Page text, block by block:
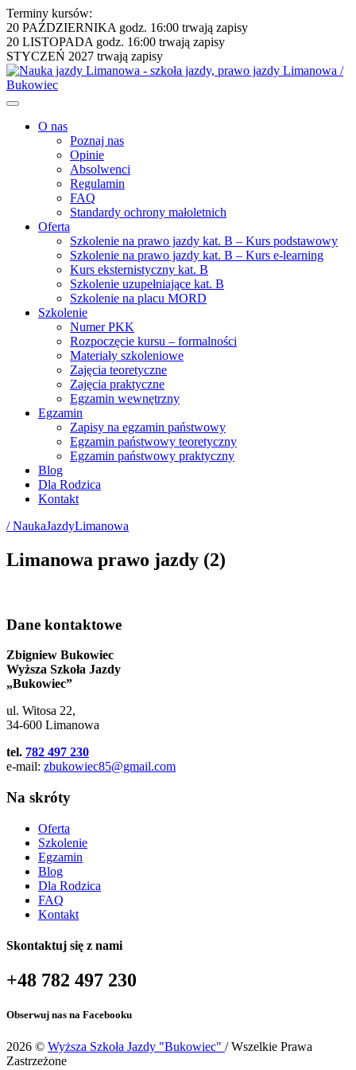
Terminy kursów:
20 PAŹDZIERNIKA godz. 16:00 trwają zapisy
20 LISTOPADA godz. 16:00 trwają zapisy
STYCZEŃ 2027 trwają zapisy
O nas
Poznaj nas
Opinie
Absolwenci
Regulamin
FAQ
Standardy ochrony małoletnich
Oferta
Szkolenie na prawo jazdy kat. B – Kurs podstawowy
Szkolenie na prawo jazdy kat. B – Kurs e-learning
Kurs eksternistyczny kat. B
Szkolenie uzupełniające kat. B
Szkolenie na placu MORD
Szkolenie
Numer PKK
Rozpoczęcie kursu – formalności
Materiały szkoleniowe
Zajęcia teoretyczne
Zajęcia praktyczne
Egzamin wewnętrzny
Egzamin
Zapisy na egzamin państwowy
Egzamin państwowy teoretyczny
Egzamin państwowy praktyczny
Blog
Dla Rodzica
Kontakt
/ NaukaJazdyLimanowa
Limanowa prawo jazdy (2)
Dane kontaktowe
Zbigniew Bukowiec
Wyższa Szkoła Jazdy
„Bukowiec”
ul. Witosa 22,
34-600 Limanowa
tel. 782 497 230
e-mail: zbukowiec85@gmail.com
Na skróty
Oferta
Szkolenie
Egzamin
Blog
Dla Rodzica
FAQ
Kontakt
Skontaktuj się z nami
+48 782 497 230
Obserwuj nas na Facebooku
2026 © Wyższa Szkoła Jazdy "Bukowiec" / Wszelkie Prawa
Zastrzeżone